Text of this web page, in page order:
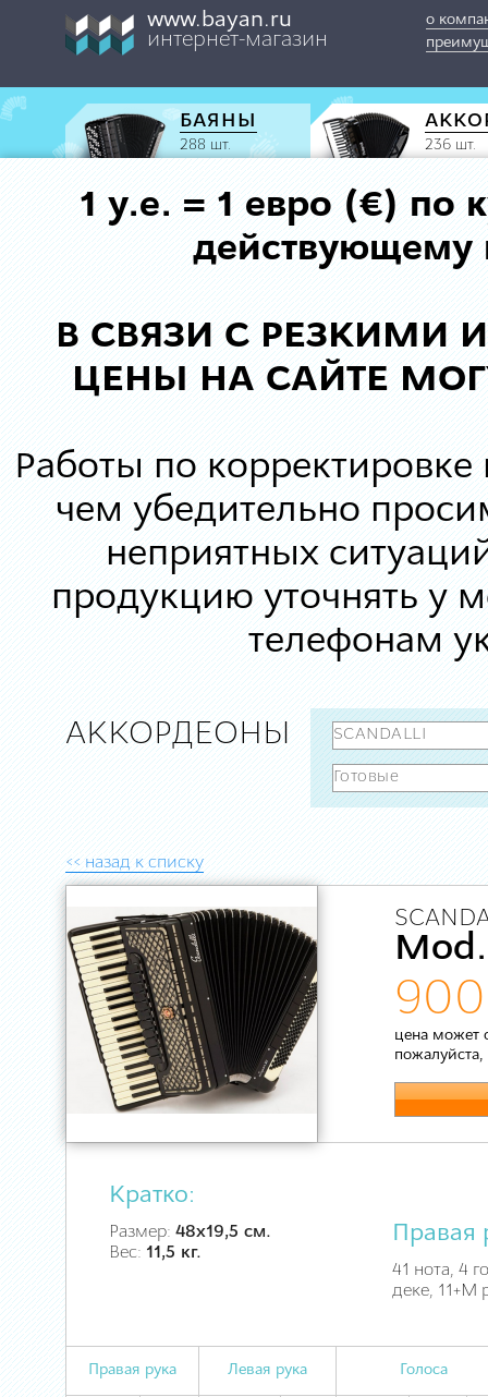
www.bayan.ru
интернет-магазин
о
БАЯНЫ
288 шт. 236 шт.
1 у.е. = 1 евро (€) по
действующему
В СВЯЗИ С РЕЗКИМИ
ЦЕНЫ НА САЙТЕ
Работы по корректировке
чем убедительно
неприятных
продукцию уточнять у
телефонам
АККОРДЕОНЫ
<< назад к списку
900
цена может
пожалуйста,
Кратко:
Размер: 48х19,5 см.
Вес: 11,5 кг.
Правая
41 нота, 4
деке, 11+M
Правая рука Левая рука Голоса